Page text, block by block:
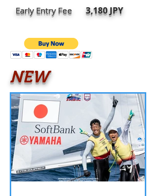
Early Entry Fee 3,180 JPY
NEW